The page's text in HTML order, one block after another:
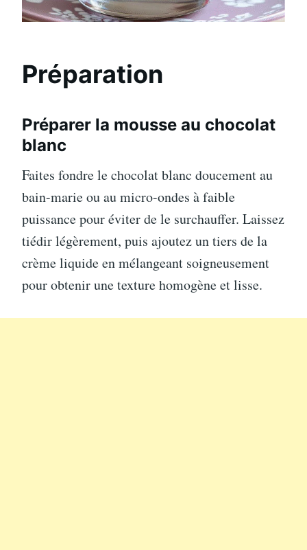
Préparation
Préparer la mousse au chocolat
blanc
Faites fondre le chocolat blanc doucement au
bain-marie ou au micro-ondes à faible
puissance pour éviter de le surchauffer. Laissez
tiédir légèrement, puis ajoutez un tiers de la
crème liquide en mélangeant soigneusement
pour obtenir une texture homogène et lisse.